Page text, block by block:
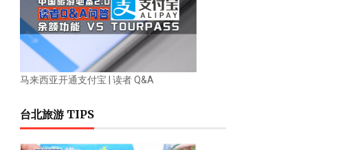
马来西亚开通支付宝 | 读者 Q&A
台北旅游 TIPS